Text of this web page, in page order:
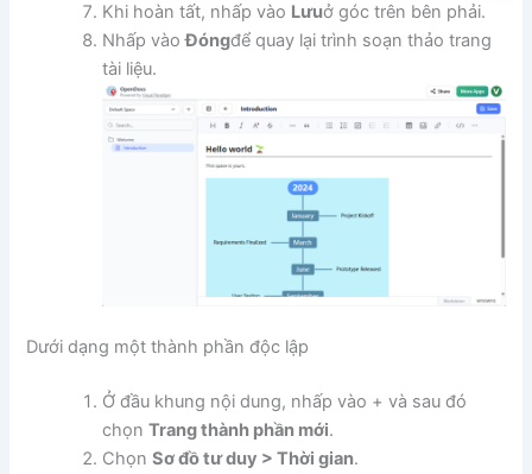
Khi hoàn tất, nhấp vào Lưuở góc trên bên phải.
Nhấp vàoĐóngđể quay lại trình soạn thảo trang
tài liệu.
Dưới dạng một thành phần độc lập
Ở đầu khung nội dung, nhấp vào + và sau đó
chọnTrang thành phần mới.
ChọnSơ đồ tư duy > Thời gian.